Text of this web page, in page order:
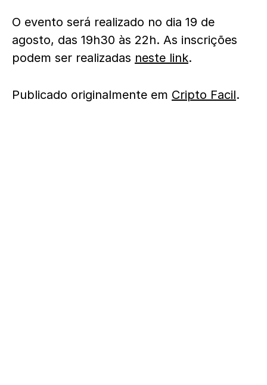
O evento será realizado no dia 19 de
agosto, das 19h30 às 22h. As inscrições
podem ser realizadas neste link.
Publicado originalmente em Cripto Facil.